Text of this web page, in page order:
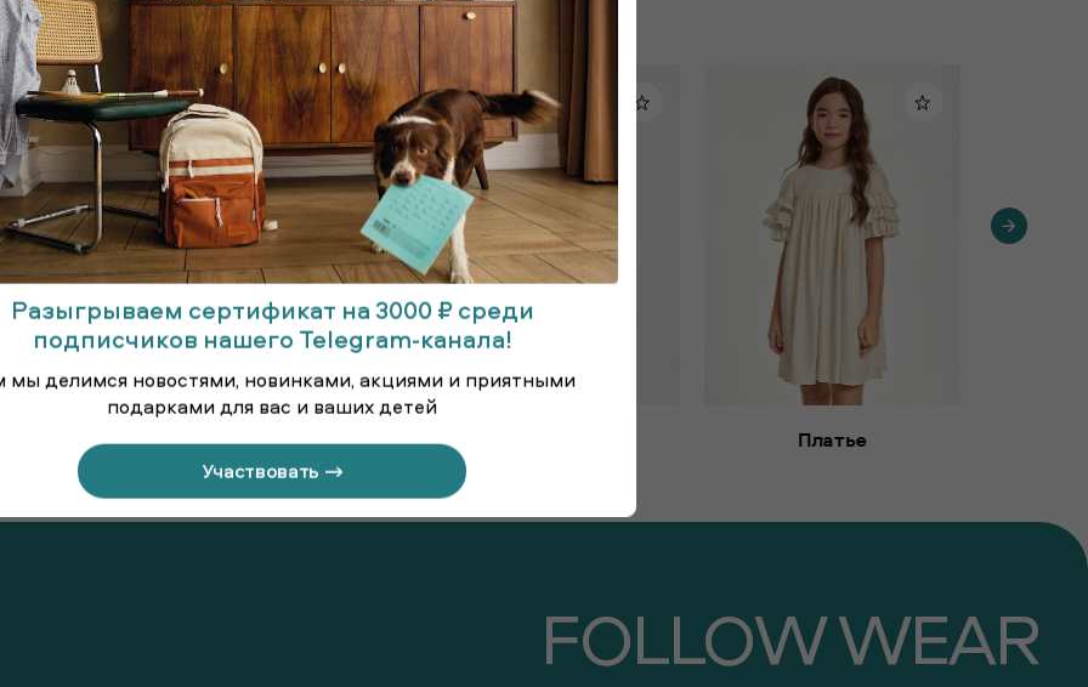
Покупают вместе с этим товаром
Брюки трикотажные Платье
FOLLOW WEAR
Разыгрываем сертификат на 3000 ₽ среди
подписчиков нашего Telegram-канала!
мы делимся новостями, новинками, акциями и приятными
подарками для вас и ваших детей
Участвовать →